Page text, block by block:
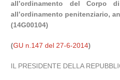
all’ordinamento del Corpo
all’ordinamento penitenziario,
(14G00104)
(GU n.147 del 27-6-2014)
IL PRESIDENTE DELLA